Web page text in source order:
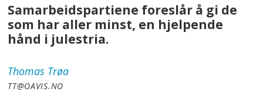
Samarbeidspartiene foreslår å gi de
som har aller minst, en hjelpende
hånd i julestria.
Thomas Trøa
TT@OAVIS.NO